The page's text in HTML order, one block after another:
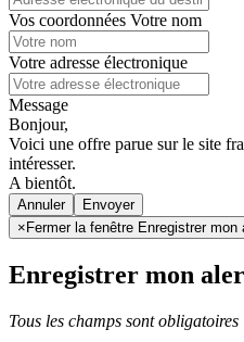
Vos coordonnées Votre nom
Votre adresse électronique
Message
Bonjour,
Voici une offre parue sur le site
intéresser.
A bientôt.
Annuler
× Fermer la fenêtre Enregistrer mon
Enregistrer mon
Tous les champs sont obligatoires